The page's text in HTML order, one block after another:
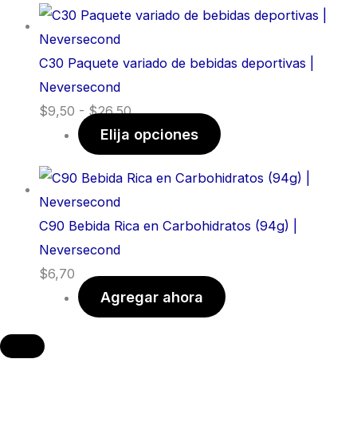
C30 Paquete variado de bebidas deportivas |
Neversecond
$9,50 - $26,50
Elija opciones
C90 Bebida Rica en Carbohidratos (94g) |
Neversecond
$6,70
Agregar ahora